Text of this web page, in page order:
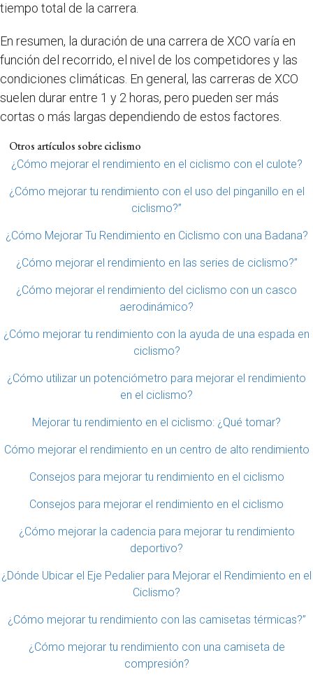
tiempo total de la carrera.
En resumen, la duración de una carrera de XCO varía en
función del recorrido, el nivel de los competidores y las
condiciones climáticas. En general, las carreras de XCO
suelen durar entre 1 y 2 horas, pero pueden ser más
cortas o más largas dependiendo de estos factores.
Otros artículos sobre ciclismo
¿Cómo mejorar el rendimiento en el ciclismo con el culote?
¿Cómo mejorar tu rendimiento con el uso del pinganillo en el
ciclismo?”
¿Cómo Mejorar Tu Rendimiento en Ciclismo con una Badana?
¿Cómo mejorar el rendimiento en las series de ciclismo?”
¿Cómo mejorar el rendimiento del ciclismo con un casco
aerodinámico?
¿Cómo mejorar tu rendimiento con la ayuda de una espada en
ciclismo?
¿Cómo utilizar un potenciómetro para mejorar el rendimiento
en el ciclismo?
Mejorar tu rendimiento en el ciclismo: ¿Qué tomar?
Cómo mejorar el rendimiento en un centro de alto rendimiento
Consejos para mejorar tu rendimiento en el ciclismo
Consejos para mejorar el rendimiento en el ciclismo
¿Cómo mejorar la cadencia para mejorar tu rendimiento
deportivo?
¿Dónde Ubicar el Eje Pedalier para Mejorar el Rendimiento en el
Ciclismo?
¿Cómo mejorar tu rendimiento con las camisetas térmicas?”
¿Cómo mejorar tu rendimiento con una camiseta de
compresión?